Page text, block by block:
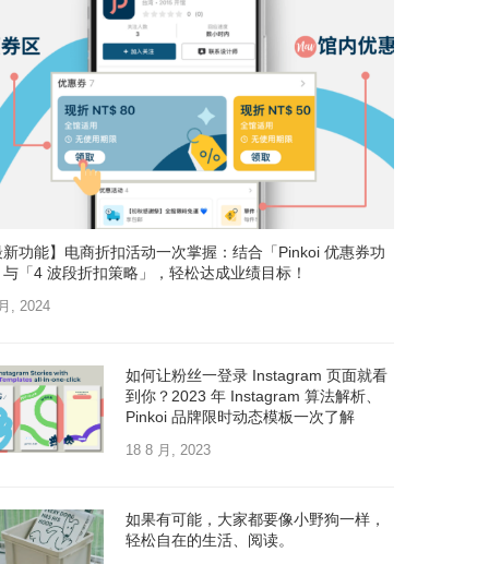
功能】电商折扣活动一次掌握：结合「Pinkoi 优惠券功
「4 波段折扣策略」，轻松达成业绩目标！
, 2024
如何让粉丝一登录 Instagram 页面就看
到你？2023 年 Instagram 算法解析、
Pinkoi 品牌限时动态模板一次了解
18 8 月, 2023
如果有可能，大家都要像小野狗一样，
轻松自在的生活、阅读。